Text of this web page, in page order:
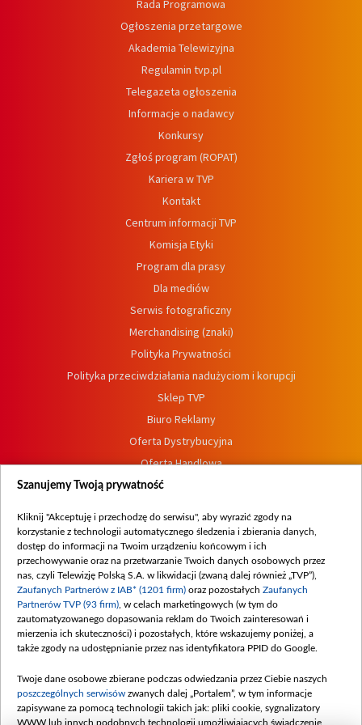
Rada Programowa
Ogłoszenia przetargowe
Akademia Telewizyjna
Regulamin tvp.pl
Telegazeta ogłoszenia
Informacje o nadawcy
Konkursy
Zgłoś program (ROPAT)
Kariera w TVP
Kontakt
Centrum informacji TVP
Komisja Etyki
Program dla prasy
Dla mediów
Serwis fotograficzny
Merchandising (znaki)
Polityka Prywatności
Polityka przeciwdziałania nadużyciom i korupcji
Sklep TVP
Biuro Reklamy
Oferta Dystrybucyjna
Oferta Handlowa
Dostępność
Procedura zgłoszeń wewnętrznych
Szanujemy Twoją prywatność
Kliknij "Akceptuję i przechodzę do serwisu", aby wyrazić zgody na
korzystanie z technologii automatycznego śledzenia i zbierania danych,
dostęp do informacji na Twoim urządzeniu końcowym i ich
przechowywanie oraz na przetwarzanie Twoich danych osobowych przez
nas, czyli Telewizję Polską S.A. w likwidacji (zwaną dalej również „TVP”),
Zaufanych Partnerów z IAB* (1201 firm) oraz pozostałych Zaufanych
Partnerów TVP (93 firm) , w celach marketingowych (w tym do
zautomatyzowanego dopasowania reklam do Twoich zainteresowań i
mierzenia ich skuteczności) i pozostałych, które wskazujemy poniżej, a
także zgody na udostępnianie przez nas identyfikatora PPID do Google.
Twoje dane osobowe zbierane podczas odwiedzania przez Ciebie naszych
poszczególnych serwisów zwanych dalej „Portalem”, w tym informacje
zapisywane za pomocą technologii takich jak: pliki cookie, sygnalizatory
WWW lub innych podobnych technologii umożliwiających świadczenie